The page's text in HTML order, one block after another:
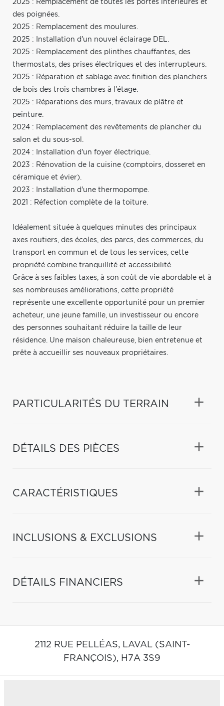
2025 : Remplacement de toutes les portes intérieures et
des poignées.
2025 : Remplacement des moulures.
2025 : Installation d'un nouvel éclairage DEL.
2025 : Remplacement des plinthes chauffantes, des
thermostats, des prises électriques et des interrupteurs.
2025 : Réparation et sablage avec finition des planchers
de bois des trois chambres à l'étage.
2025 : Réparations des murs, travaux de plâtre et
peinture.
2024 : Remplacement des revêtements de plancher du
salon et du sous-sol.
2024 : Installation d'un foyer électrique.
2023 : Rénovation de la cuisine (comptoirs, dosseret en
céramique et évier).
2023 : Installation d'une thermopompe.
2021 : Réfection complète de la toiture.
Idéalement située à quelques minutes des principaux
axes routiers, des écoles, des parcs, des commerces, du
transport en commun et de tous les services, cette
propriété combine tranquillité et accessibilité.
Grâce à ses faibles taxes, à son coût de vie abordable et à
ses nombreuses améliorations, cette propriété
représente une excellente opportunité pour un premier
acheteur, une jeune famille, un investisseur ou encore
des personnes souhaitant réduire la taille de leur
résidence. Une maison chaleureuse, bien entretenue et
prête à accueillir ses nouveaux propriétaires.
PARTICULARITÉS DU TERRAIN
DÉTAILS DES PIÈCES
CARACTÉRISTIQUES
INCLUSIONS & EXCLUSIONS
DÉTAILS FINANCIERS
2112 RUE PELLÉAS, LAVAL (SAINT-
FRANÇOIS), H7A 3S9